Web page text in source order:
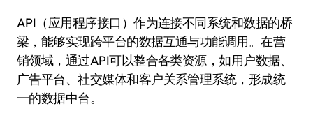
API（应用程序接口）作为连接不同系统和数据的桥
梁，能够实现跨平台的数据互通与功能调用。在营
销领域，通过API可以整合各类资源，如用户数据、
广告平台、社交媒体和客户关系管理系统，形成统
一的数据中台。